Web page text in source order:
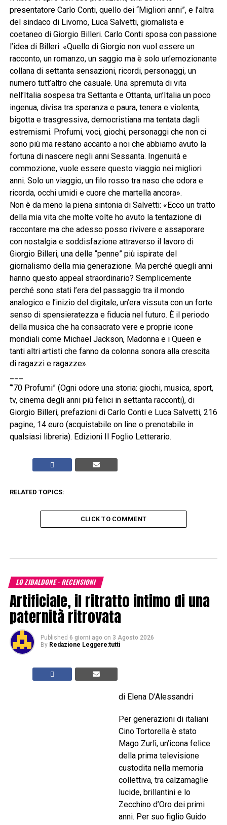
presentatore Carlo Conti, quello dei “Migliori anni”, e l’altra
del sindaco di Livorno, Luca Salvetti, giornalista e
coetaneo di Giorgio Billeri. Carlo Conti sposa con passione
l’idea di Billeri: «Quello di Giorgio non vuol essere un
racconto, un romanzo, un saggio ma è solo un’emozionante
collana di settanta sensazioni, ricordi, personaggi, un
numero tutt’altro che casuale. Una spremuta di vita
nell’Italia sospesa tra Settanta e Ottanta, un’Italia un poco
ingenua, divisa tra speranza e paura, tenera e violenta,
bigotta e trasgressiva, democristiana ma tentata dagli
estremismi. Profumi, voci, giochi, personaggi che non ci
sono più ma restano accanto a noi che abbiamo avuto la
fortuna di nascere negli anni Sessanta. Ingenuità e
commozione, vuole essere questo viaggio nei migliori
anni. Solo un viaggio, un filo rosso tra naso che odora e
ricorda, occhi umidi e cuore che martella ancora».
Non è da meno la piena sintonia di Salvetti: «Ecco un tratto
della mia vita che molte volte ho avuto la tentazione di
raccontare ma che adesso posso rivivere e assaporare
con nostalgia e soddisfazione attraverso il lavoro di
Giorgio Billeri, una delle “penne” più ispirate del
giornalismo della mia generazione. Ma perché quegli anni
hanno questo appeal straordinario? Semplicemente
perché sono stati l’era del passaggio tra il mondo
analogico e l’inizio del digitale, un’era vissuta con un forte
senso di spensieratezza e fiducia nel futuro. È il periodo
della musica che ha consacrato vere e proprie icone
mondiali come Michael Jackson, Madonna e i Queen e
tanti altri artisti che fanno da colonna sonora alla crescita
di ragazzi e ragazze».
“’70 Profumi” (Ogni odore una storia: giochi, musica, sport,
tv, cinema degli anni più felici in settanta racconti), di
Giorgio Billeri, prefazioni di Carlo Conti e Luca Salvetti, 216
pagine, 14 euro (acquistabile on line o prenotabile in
qualsiasi libreria). Edizioni Il Foglio Letterario.
RELATED TOPICS:
CLICK TO COMMENT
LO ZIBALDONE - RECENSIONI
Artificiale, il ritratto intimo di una
paternità ritrovata
Published 6 giorni ago on 3 Agosto 2026
By Redazione Leggere:tutti
di Elena D’Alessandri
Per generazioni di italiani
Cino Tortorella è stato
Mago Zurlì, un’icona felice
della prima televisione
custodita nella memoria
collettiva, tra calzamaglie
lucide, brillantini e lo
Zecchino d’Oro dei primi
anni. Per suo figlio Guido